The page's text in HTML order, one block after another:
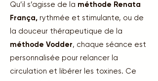
Qu’il s’agisse de la méthode Renata
França, rythmée et stimulante, ou de
la douceur thérapeutique de la
méthode Vodder, chaque séance est
personnalisée pour relancer la
circulation et libérer les toxines. Ce